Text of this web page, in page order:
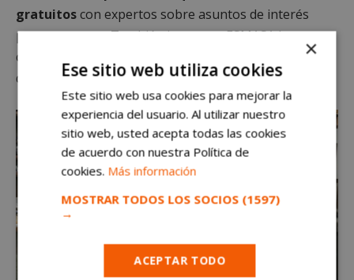
gratuitoscon expertos sobre asuntos de interés
para empresas. También junto con ESMASA han
coordinado las labores de desinfección por ozono y la
difusión de la iniciativa.
×
Ese sitio web utiliza cookies
Este sitio web usa cookies para mejorar la
experiencia del usuario. Al utilizar nuestro
sitio web, usted acepta todas las cookies
de acuerdo con nuestra Política de
cookies. Más información
MOSTRAR TODOS LOS SOCIOS (1597)
→
ACEPTAR TODO